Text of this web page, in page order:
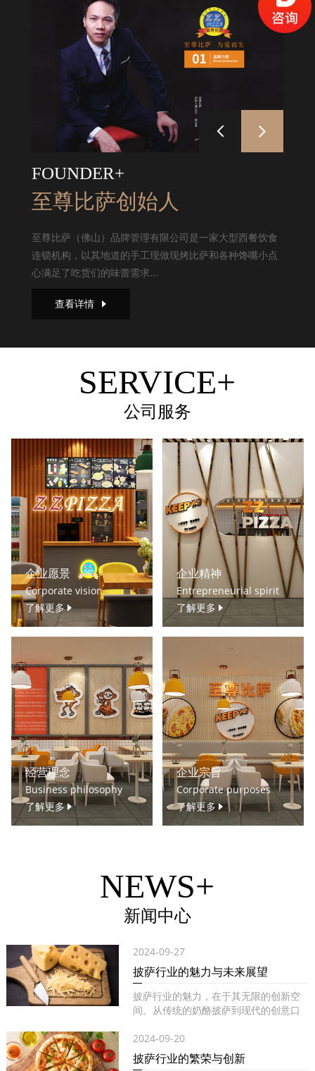
FOUNDER+
至尊比萨创始人
至尊比萨（佛山）品牌管理有限公司是一家大型西餐饮食
连锁机构，以其地道的手工现做现烤比萨和各种馋嘴小点
心满足了吃货们的味蕾需求...
查看详情
SERVICE+
公司服务
企业愿景
Corporate vision
了解更多
企业精神
Entrepreneurial spirit
了解更多
经营理念
Business philosophy
了解更多
企业宗旨
Corporate purposes
了解更多
NEWS+
新闻中心
2024-09-27
披萨行业的魅力与未来展望
披萨行业的魅力，在于其无限的创新空
间。从传统的奶酪披萨到现代的创意口
2024-09-20
披萨行业的繁荣与创新